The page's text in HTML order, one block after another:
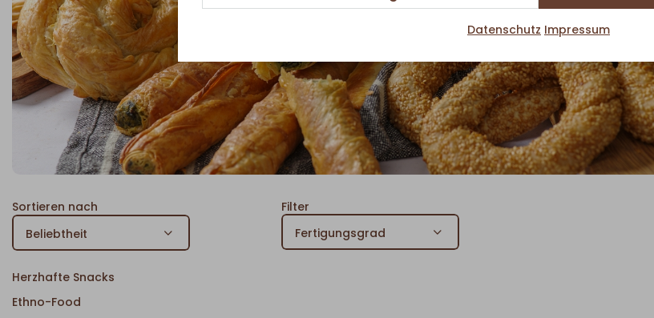
Sortieren nach
Herzhafte Snacks
Ethno-Food
Filter
Datenschutz Impressum